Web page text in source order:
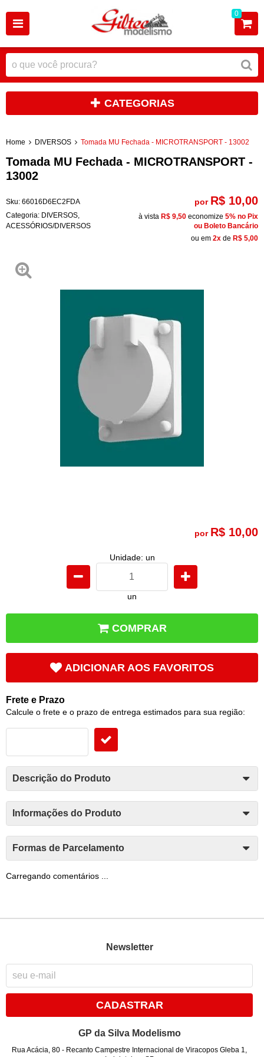
0
CATEGORIAS
Home DIVERSOS Tomada MU Fechada - MICROTRANSPORT - 13002
Tomada MU Fechada - MICROTRANSPORT -
13002
Sku: 66016D6EC2FDA
Categoria: DIVERSOS
ACESSÓRIOS/DIVERSOS
por R$ 10,00
à vista R$ 9,50 economize 5% no Pix
ou Boleto Bancário
ou em 2x de R$ 5,00
por R$ 10,00
Unidade: un
un
COMPRAR
ADICIONAR AOS FAVORITOS
Frete e Prazo
Calcule o frete e o prazo de entrega estimados para sua região:
Descrição do Produto
Informações do Produto
Formas de Parcelamento
Carregando comentários ...
Newsletter
CADASTRAR
GP da Silva Modelismo
Rua Acácia, 80 - Recanto Campestre Internacional de Viracopos Gleba 1,